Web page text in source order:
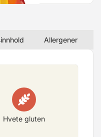
Allergener
Hvete gluten